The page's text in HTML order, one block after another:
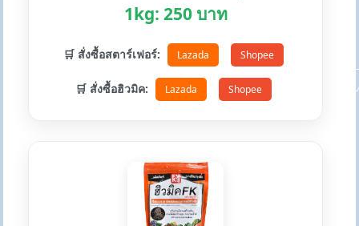
1kg: 250 บาท
🛒 สั่งซื้อสตาร์เฟอร์: Lazada Shopee
🛒 สั่งซื้อฮิวมิค: Lazada Shopee